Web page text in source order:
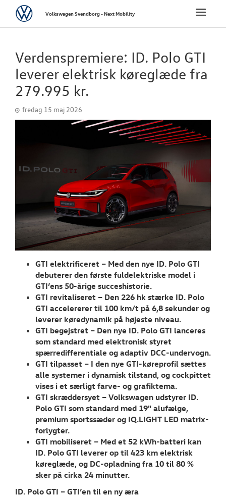
NYE
BRUGTE BILER
VÆRKSTED
SKADESCENTER
NYHEDER
Tilmeld dig
Aktuelt
OM OS
JOB OG
Toggle
VolkswagenVolkswagen Svendborg - Next Mobility
Verdenspremiere: ID. Polo GTI
leverer elektrisk køreglæde fra
279.995 kr.
fredag 15 maj 2026
GTI elektrificeret – Med den nye ID. Polo GTI
debuterer den første fuldelektriske model i
GTI’ens 50-årige succeshistorie.
GTI revitaliseret – Den 226 hk stærke ID. Polo
GTI accelererer til 100 km/t på 6,8 sekunder og
leverer køredynamik på højeste niveau.
GTI begejstret – Den nye ID. Polo GTI lanceres
som standard med elektronisk styret
spærredifferentiale og adaptiv DCC-undervogn.
GTI tilpasset – I den nye GTI-køreprofil sættes
alle systemer i dynamisk tilstand, og cockpittet
vises i et særligt farve- og grafiktema.
GTI skræddersyet – Volkswagen udstyrer ID.
Polo GTI som standard med 19" alufælge,
premium sportssæder og IQ.LIGHT LED matrix-
forlygter.
GTI mobiliseret – Med et 52 kWh-batteri kan
ID. Polo GTI leverer op til 423 km elektrisk
køreglæde, og DC-opladning fra 10 til 80 %
sker på cirka 24 minutter.
ID. Polo GTI – GTI’en til en ny æra